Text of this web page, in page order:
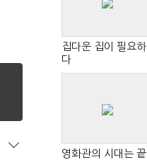
집다운 집이 필요하
다
영화관의 시대는 끝